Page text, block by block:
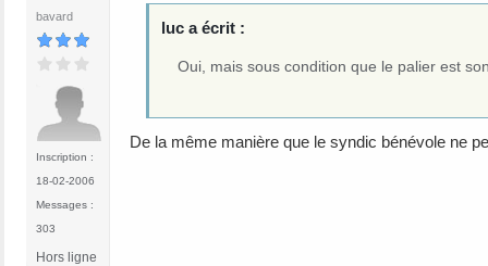
bavard
Inscription :
18-02-2006
Messages :
303
luc a écrit :
Oui, mais sous condition que le palier est
De la même manière que le syndic bénévole ne
Hors ligne